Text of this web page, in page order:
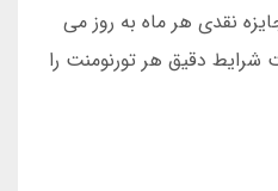
نقدی هر ماه به روز می
دقیق هر تورنومنت را